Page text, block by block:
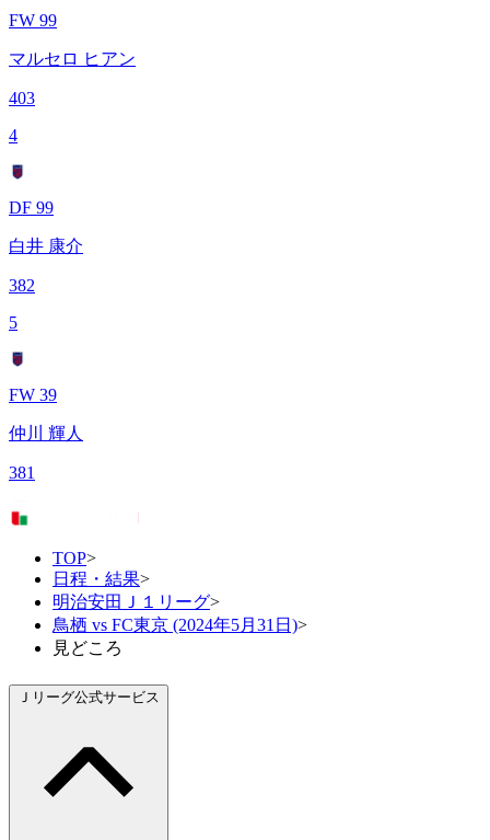
FW 99
マルセロ ヒアン
403
4
DF 99
白井 康介
382
5
FW 39
仲川 輝人
381
TOP>
日程・結果>
明治安田Ｊ１リーグ>
鳥栖 vs FC東京 (2024年5月31日)>
見どころ
Ｊリーグ公式サービス